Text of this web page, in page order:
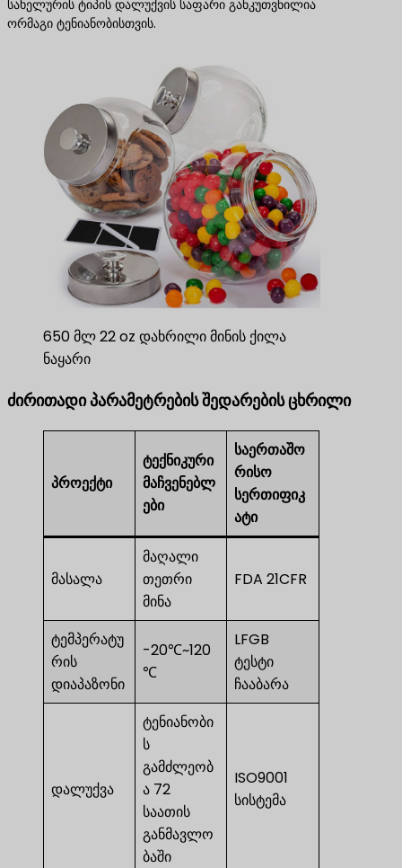
სახელურის ტიპის დალუქვის საფარი განკუთვნილია
ორმაგი ტენიანობისთვის.
650 მლ 22 oz დახრილი მინის ქილა
ნაყარი
ძირითადი პარამეტრების შედარების ცხრილი
პროექტი
ტექნიკური
მაჩვენებლ
ები
საერთაშო
რისო
სერთიფიკ
ატი
მასალა
მაღალი
თეთრი
მინა
FDA 21CFR
ტემპერატუ
რის
დიაპაზონი
-20℃~120
℃
LFGB
ტესტი
ჩააბარა
დალუქვა
ტენიანობი
ს
გამძლეობ
ა 72
საათის
განმავლო
ბაში
ISO9001
სისტემა